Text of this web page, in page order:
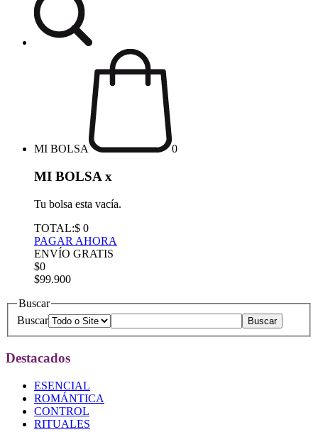
MI BOLSA 0
MI BOLSA x
Tu bolsa esta vacía.
TOTAL:$ 0
PAGAR AHORA
ENVÍO GRATIS
$0
$99.900
Buscar
Buscar
Destacados
ESENCIAL
ROMÁNTICA
CONTROL
RITUALES